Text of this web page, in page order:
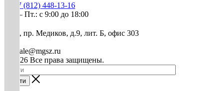
+7 (812) 448-13-16
Пн. – Пт.: с 9:00 до 18:00
СПб, пр. Медиков, д.9, лит. Б, офис 303
mg-sale@mgsz.ru
© 2026 Все права защищены.
Найти